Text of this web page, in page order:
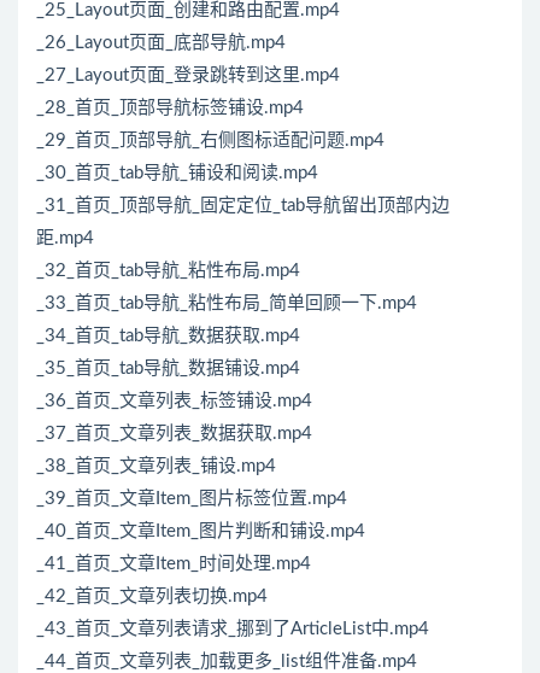
_25_Layout页面_创建和路由配置.mp4
_26_Layout页面_底部导航.mp4
_27_Layout页面_登录跳转到这里.mp4
_28_首页_顶部导航标签铺设.mp4
_29_首页_顶部导航_右侧图标适配问题.mp4
_30_首页_tab导航_铺设和阅读.mp4
_31_首页_顶部导航_固定定位_tab导航留出顶部内边
距.mp4
_32_首页_tab导航_粘性布局.mp4
_33_首页_tab导航_粘性布局_简单回顾一下.mp4
_34_首页_tab导航_数据获取.mp4
_35_首页_tab导航_数据铺设.mp4
_36_首页_文章列表_标签铺设.mp4
_37_首页_文章列表_数据获取.mp4
_38_首页_文章列表_铺设.mp4
_39_首页_文章Item_图片标签位置.mp4
_40_首页_文章Item_图片判断和铺设.mp4
_41_首页_文章Item_时间处理.mp4
_42_首页_文章列表切换.mp4
_43_首页_文章列表请求_挪到了ArticleList中.mp4
_44_首页_文章列表_加载更多_list组件准备.mp4